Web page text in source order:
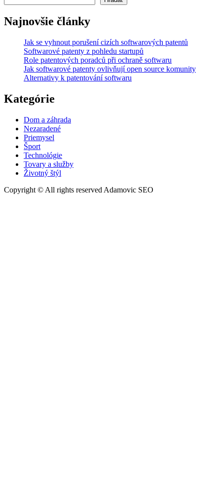
na
možné
patentové
Najnovšie články
Jak se vyhnout porušení cizích softwarových patentů
Softwarové patenty z pohledu startupů
Role patentových poradců při ochraně softwaru
Jak softwarové patenty ovlivňují open source komunity
Alternativy k patentování softwaru
Kategórie
Dom a záhrada
Nezaradené
Priemysel
Šport
Technológie
Tovary a služby
Životný štýl
Copyright © All rights reserved Adamovic SEO